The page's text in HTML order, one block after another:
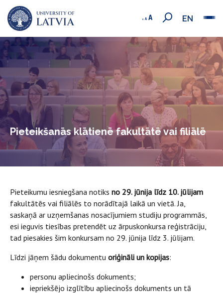
EN
Pieteikšanās klātienē fakultātē vai filiālē
Pieteikumu iesniegšana notiks no 29. jūnija līdz 10. jūlijam
fakultātēs vai filiālēs to norādītajā laikā un vietā. Ja,
saskaņā ar uzņemšanas nosacījumiem studiju programmās,
esi ieguvis tiesības pretendēt uz ārpuskonkursa reģistrāciju,
tad piesakies šim konkursam no 29. jūnija līdz 3. jūlijam.
Līdzi jāņem šādu dokumentu oriģināli un kopijas:
personu apliecinošs dokuments;
iepriekšējo izglītību apliecinošs dokuments un tā